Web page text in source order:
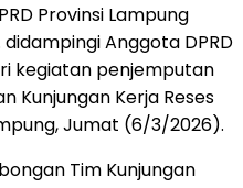
Provinsi Lampung
didampingi Anggota DPRD
kegiatan penjemputan
Kunjungan Kerja Reses
Jumat (6/3/2026).
Tim Kunjungan